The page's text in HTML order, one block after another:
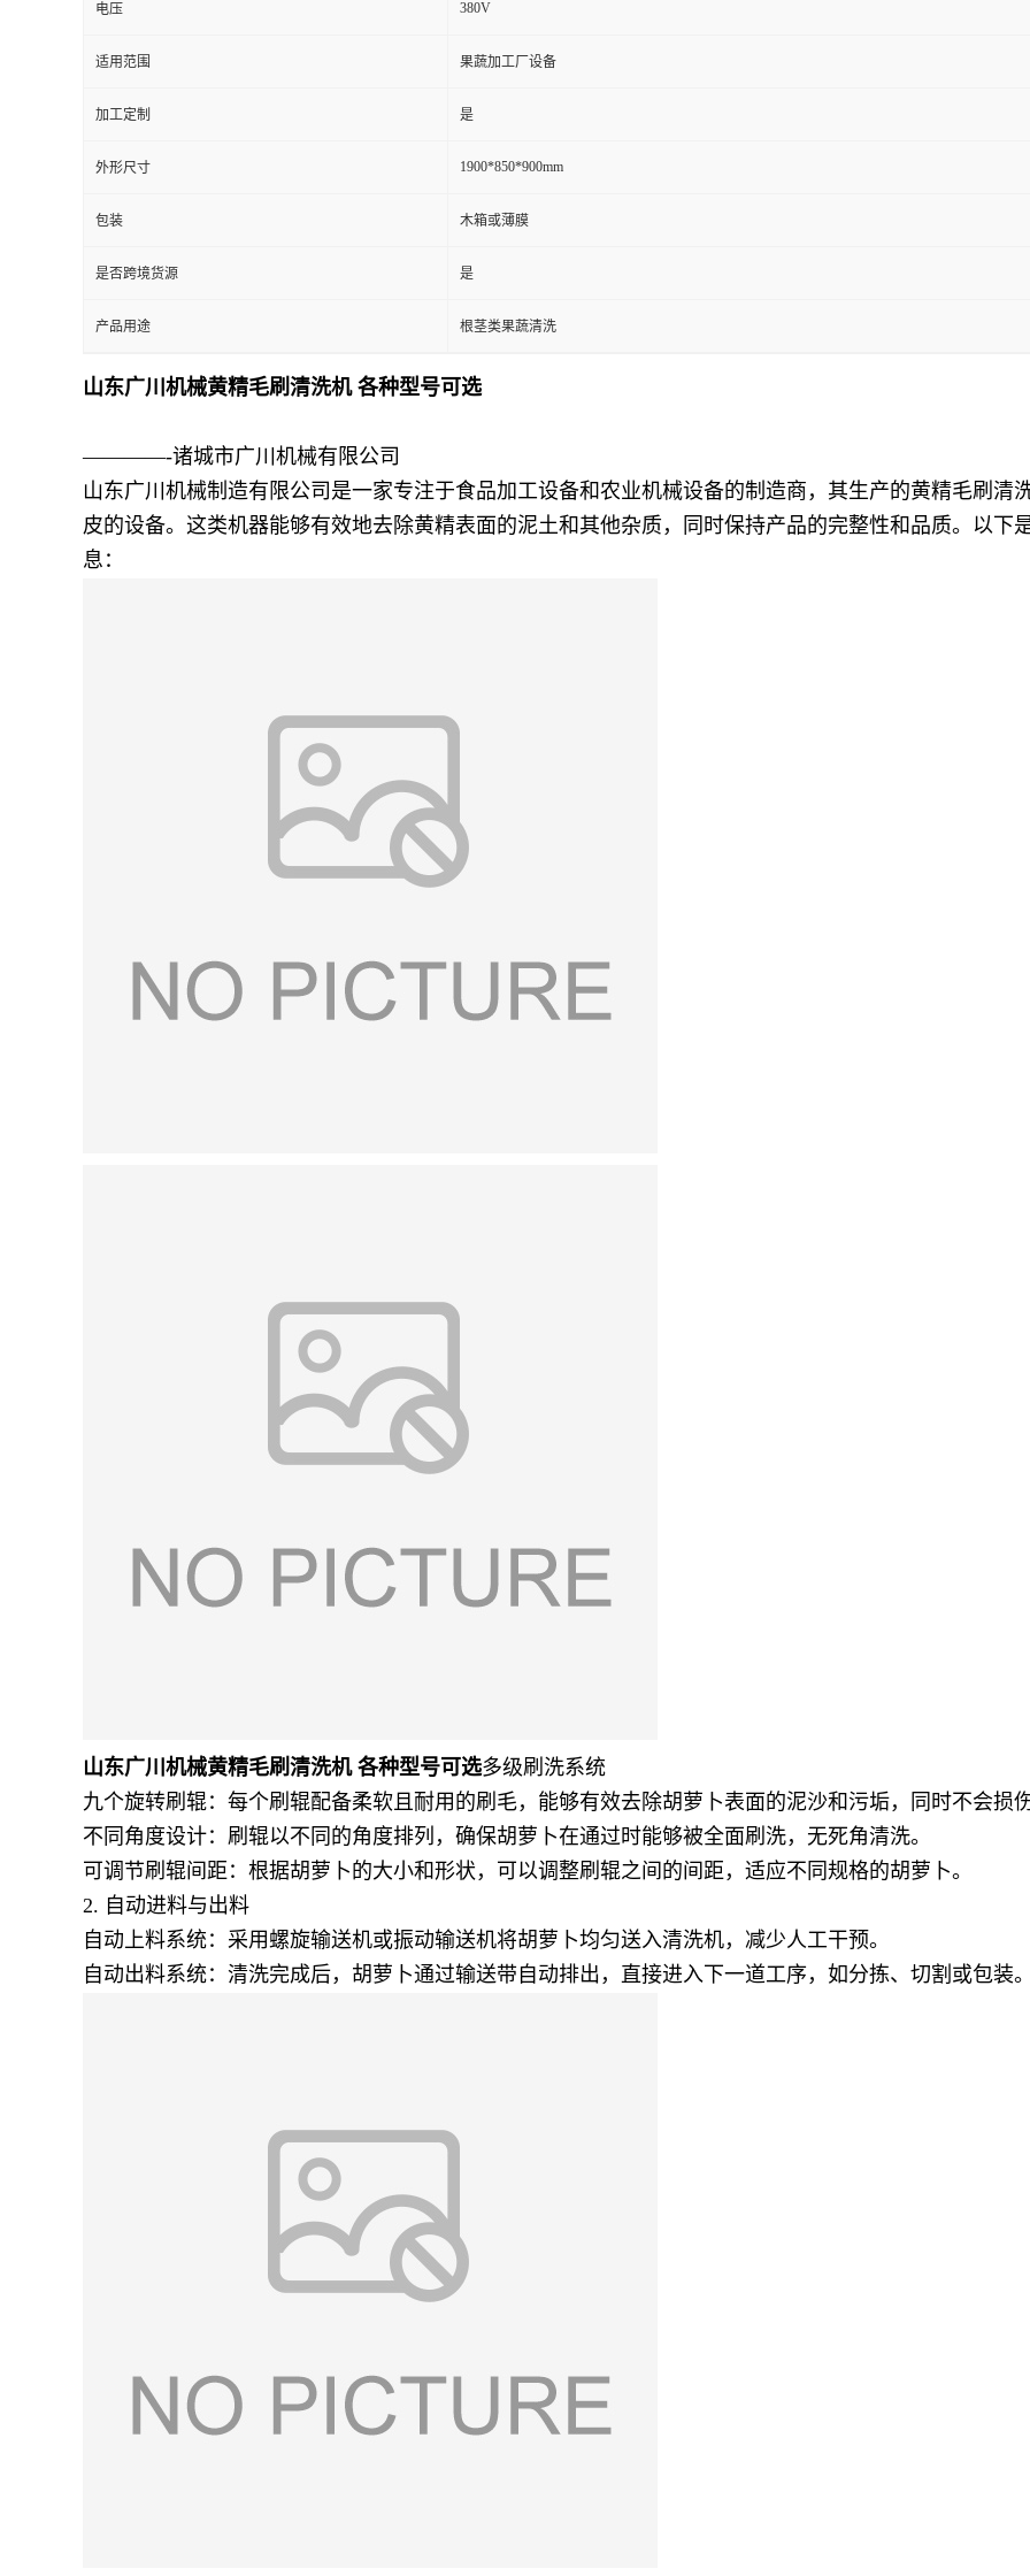
电压 380V
适用范围 果蔬加工厂设备
加工定制 是
外形尺寸 1900*850*900mm
包装 木箱或薄膜
是否跨境货源 是
产品用途 根茎类果蔬清洗
山东广川机械黄精毛刷清洗机 各种型号可选
————-诸城市广川机械有限公司
山东广川机械制造有限公司是一家专注于食品加工设备和农业机械设备的制造商，其生产的黄精毛刷清
皮的设备。这类机器能够有效地去除黄精表面的泥土和其他杂质，同时保持产品的完整性和品质。以下
息：
山东广川机械黄精毛刷清洗机 各种型号可选多级刷洗系统
九个旋转刷辊：每个刷辊配备柔软且耐用的刷毛，能够有效去除胡萝卜表面的泥沙和污垢，同时不会损
不同角度设计：刷辊以不同的角度排列，确保胡萝卜在通过时能够被全面刷洗，无死角清洗。
可调节刷辊间距：根据胡萝卜的大小和形状，可以调整刷辊之间的间距，适应不同规格的胡萝卜。
2. 自动进料与出料
自动上料系统：采用螺旋输送机或振动输送机将胡萝卜均匀送入清洗机，减少人工干预。
自动出料系统：清洗完成后，胡萝卜通过输送带自动排出，直接进入下一道工序，如分拣、切割或包装。